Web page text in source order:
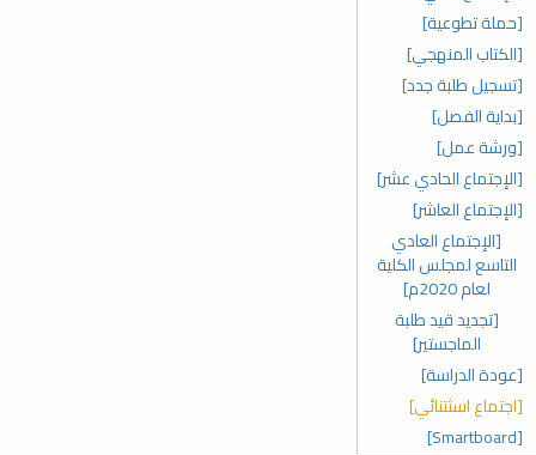
[حملة تطوعية]
[الكتاب المنهجي]
[تسجيل طلبة جدد]
[بداية الفصل]
[ورشة عمل]
[الإجتماع الحادي عشر]
[الإجتماع العاشر]
[الإجتماع العادي
التاسع لمجلس الكلية
لعام 2020م]
[تجديد قيد طلبة
الماجستير]
[عودة الدراسة]
[اجتماع اسثتنائي]
[Smartboard]